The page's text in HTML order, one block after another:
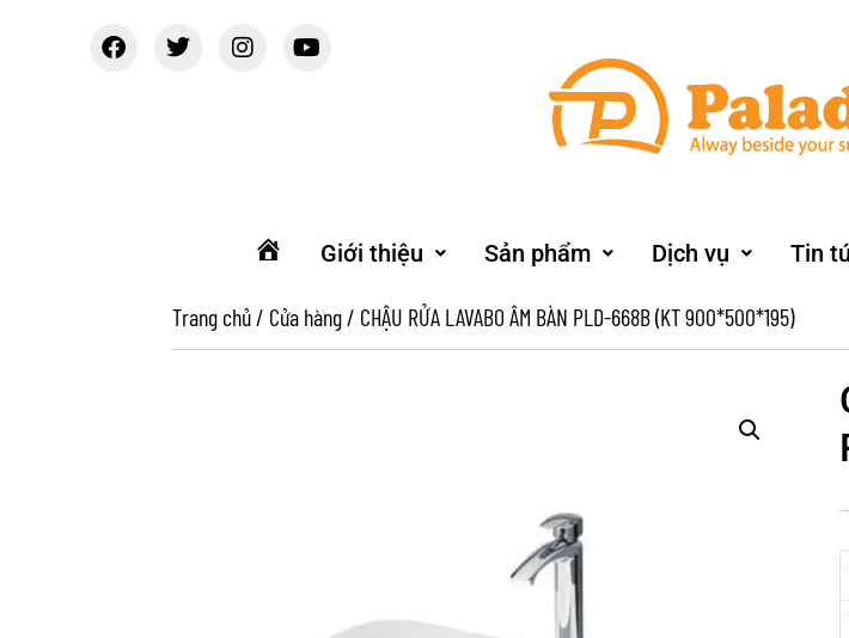
Trang
Giới thiệu Sản phẩm Dịch vụ Tin
Trang chủ/ Cửa hàng/ CHẬU RỬA LAVABO ÂM BÀN PLD-668B (KT 900*500*195)